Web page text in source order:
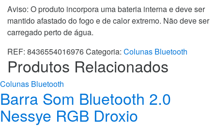
Aviso: O produto incorpora uma bateria interna e deve ser
mantido afastado do fogo e de calor extremo. Não deve ser
carregado perto de água.
REF: 8436554016976Categoria: Colunas Bluetooth
Produtos Relacionados
Colunas Bluetooth
Barra Som Bluetooth 2.0
Nessye RGB Droxio